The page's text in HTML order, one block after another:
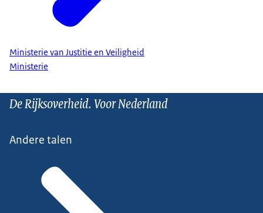
Ministerie van Justitie en Veiligheid
Ministerie
De Rijksoverheid. Voor Nederland
Andere talen